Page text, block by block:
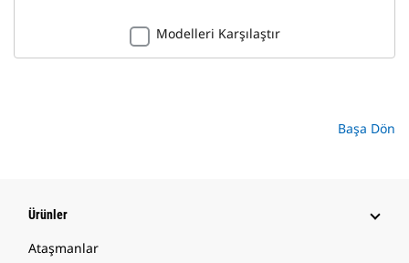
Modelleri Karşılaştır
Başa Dön
Ürünler
Ataşmanlar